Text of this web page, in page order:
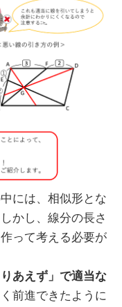
には、相似形とな
かし、線分の長さ
って考える必要が
りあえず」で適当な
前進できたように